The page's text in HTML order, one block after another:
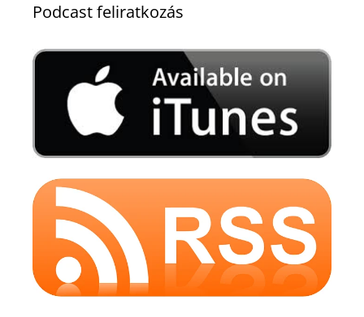
Podcast feliratkozás